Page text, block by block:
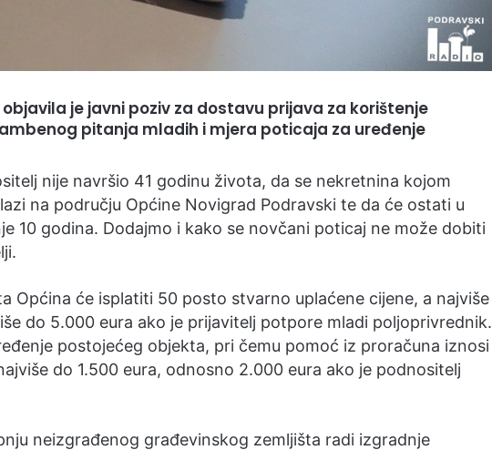
je javni poziv za dostavu prijava za korištenje
pitanja mladih i mjera poticaja za uređenje
nije navršio 41 godinu života, da se nekretnina kojom
na području Općine Novigrad Podravski te da će ostati u
10 godina. Dodajmo i kako se novčani poticaj ne može dobiti
Općina će isplatiti 50 posto stvarno uplaćene cijene, a najviše
do 5.000 eura ako je prijavitelj potpore mladi poljoprivrednik.
postojećeg objekta, pri čemu pomoć iz proračuna iznosi
do 1.500 eura, odnosno 2.000 eura ako je podnositelj
neizgrađenog građevinskog zemljišta radi izgradnje